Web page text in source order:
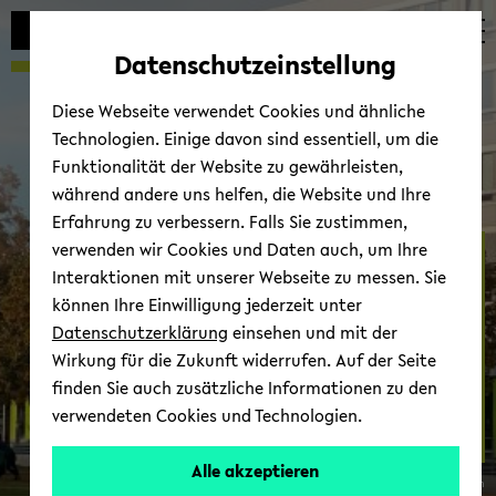
Automatische
vermeiden
zum
wechseln
zum
wechseln
zum
wechseln
so­zu­sa­gen
© so­zu­sa­gen
Datenschutzeinstellung
Diese Webseite verwendet Cookies und ähnliche
Technologien. Einige davon sind essentiell, um die
Funktionalität der Website zu gewährleisten,
während andere uns helfen, die Website und Ihre
Erfahrung zu verbessern. Falls Sie zustimmen,
verwenden wir Cookies und Daten auch, um Ihre
Interaktionen mit unserer Webseite zu messen. Sie
können Ihre Einwilligung jederzeit unter
Datenschutzerklärung einsehen und mit der
Wirkung für die Zukunft widerrufen. Auf der Seite
finden Sie auch zusätzliche Informationen zu den
verwendeten Cookies und Technologien.
Alle akzeptieren